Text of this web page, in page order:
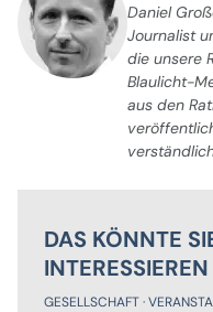
Daniel
Journalist
die unsere
Blaulicht-
aus den
DAS KÖNNTE
INTERESSIEREN
GESELLSCHAFT